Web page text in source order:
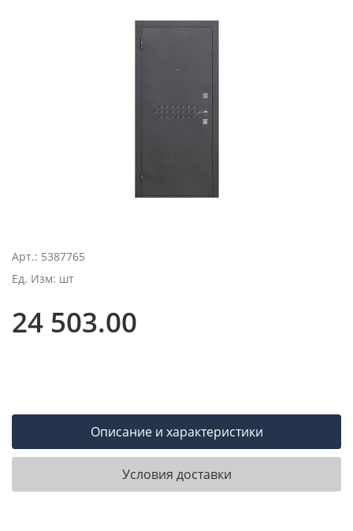
Арт.: 5387765
Ед. Изм: шт
24 503.00
Описание и характеристики
Условия доставки